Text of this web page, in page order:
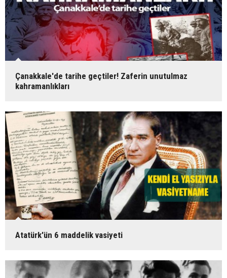
Çanakkale'de tarihe geçtiler! Zaferin unutulmaz
kahramanlıkları
Atatürk'ün 6 maddelik vasiyeti